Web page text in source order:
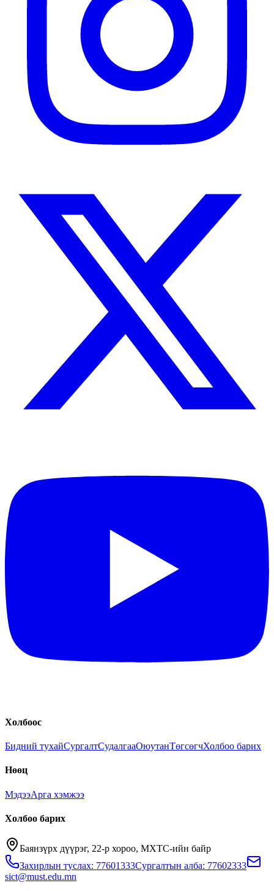
Холбоос
Бидний тухайСургалтСудалгааОюутанТөгсөгчХолбоо барих
Нөөц
МэдээАрга хэмжээ
Холбоо барих
Баянзүрх дүүрэг, 22-р хороо, МХТС-ийн байр
Захирлын туслах: 77601333Сургалтын алба: 77602333
sict@must.edu.mn